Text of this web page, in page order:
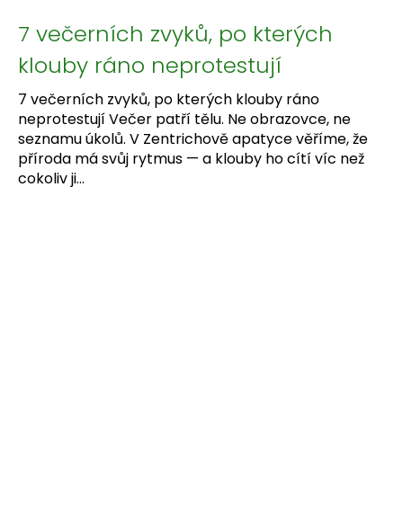
7 večerních zvyků, po kterých
klouby ráno neprotestují
7 večerních zvyků, po kterých klouby ráno
neprotestují Večer patří tělu. Ne obrazovce, ne
seznamu úkolů. V Zentrichově apatyce věříme, že
příroda má svůj rytmus — a klouby ho cítí víc než
cokoliv ji...